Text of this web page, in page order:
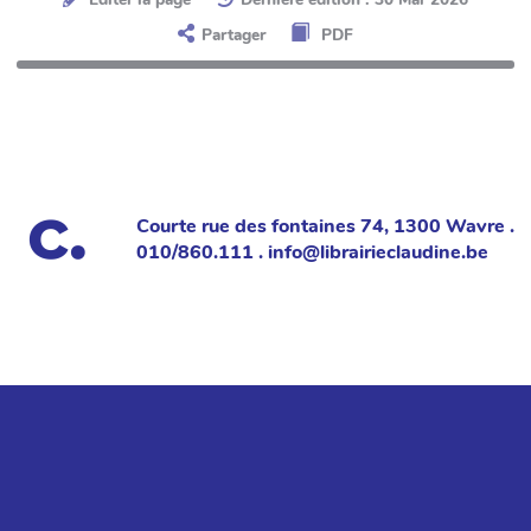
Partager
PDF
Courte rue des fontaines 74, 1300 Wavre .
010/860.111 . info@librairieclaudine.be